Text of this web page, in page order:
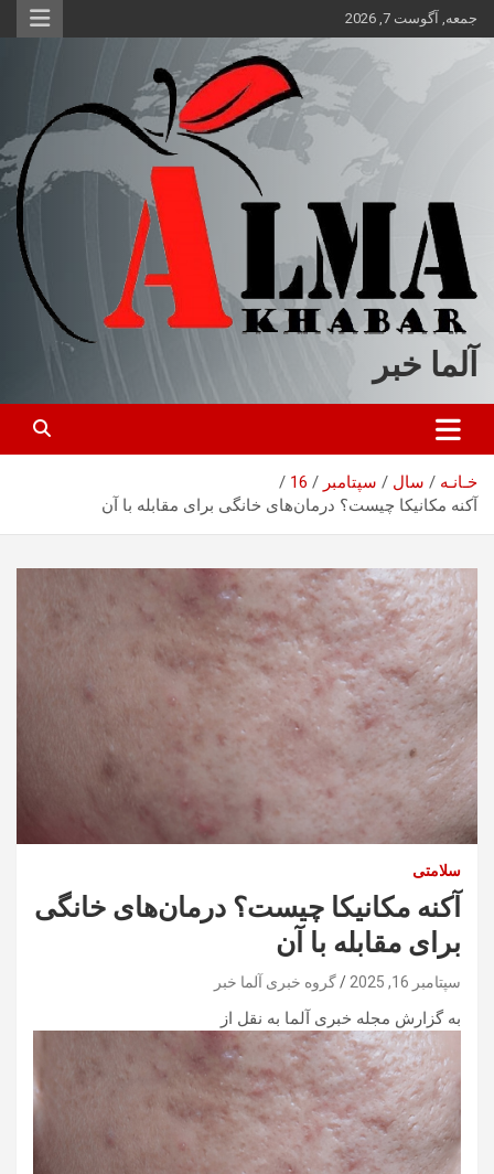
محتوا
جمعه, آگوست 7, 2026
آلما خبر
خـانـه سال سپتامبر
16
آکنه مکانیکا چیست؟ درمان‌های خانگی برای مقابله با آن
سلامتی
آکنه مکانیکا چیست؟ درمان‌های خانگی
برای مقابله با آن
سپتامبر 16, 2025 گروه خبری آلما خبر
به گزارش مجله خبری آلما به نقل از